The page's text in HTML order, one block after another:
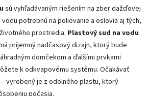
sú vyhľadávaným riešením na zber dažďovej
potrebnú na polievanie a oslovia aj tých,
prostredia. Plastový sud na vodu
príjemný nadčasový dizajn, ktorý bude
domčekom a ďalšími prvkami
k odkvapovému systému. Očakávať
vyrobený je z odolného plastu, ktorý
počasia.